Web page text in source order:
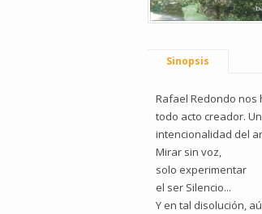
Sinopsis
Rafael Redondo nos
todo acto creador.
intencionalidad del
Mirar sin voz,
solo experimentar
el ser Silencio...
Y en tal disolución,